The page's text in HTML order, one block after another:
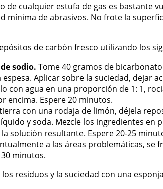
de cualquier estufa de gas es bastante
mínima de abrasivos. No frote la
de carbón fresco utilizando los
sodio. Tome 40 gramos de
Aplicar sobre la suciedad, dejar
con agua en una proporción de 1: 1,
encima. Espere 20 minutos.
con una rodaja de limón, déjela
y soda. Mezcle los ingredientes
solución resultante. Espere 20-25
a las áreas problemáticas, se
minutos.
residuos y la suciedad con una